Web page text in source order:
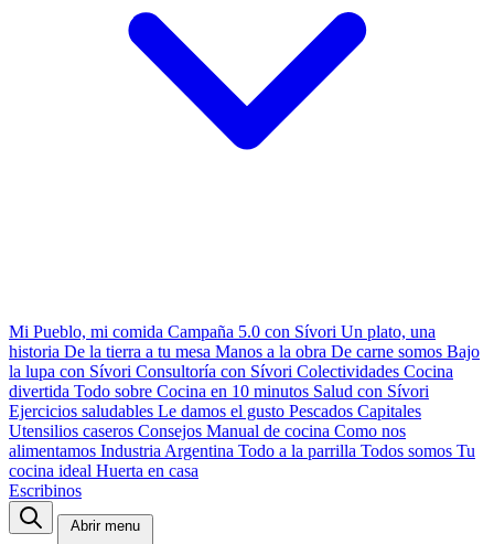
Mi Pueblo, mi comida Campaña 5.0 con Sívori Un plato, una
historia De la tierra a tu mesa Manos a la obra De carne somos Bajo
la lupa con Sívori Consultoría con Sívori Colectividades Cocina
divertida Todo sobre Cocina en 10 minutos Salud con Sívori
Ejercicios saludables Le damos el gusto Pescados Capitales
Utensilios caseros Consejos Manual de cocina Como nos
alimentamos Industria Argentina Todo a la parrilla Todos somos Tu
cocina ideal Huerta en casa
Escribinos
Abrir menu